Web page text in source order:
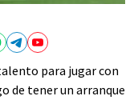
para jugar con
de tener un arranque